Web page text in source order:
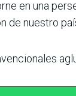
en una
de nues­tro